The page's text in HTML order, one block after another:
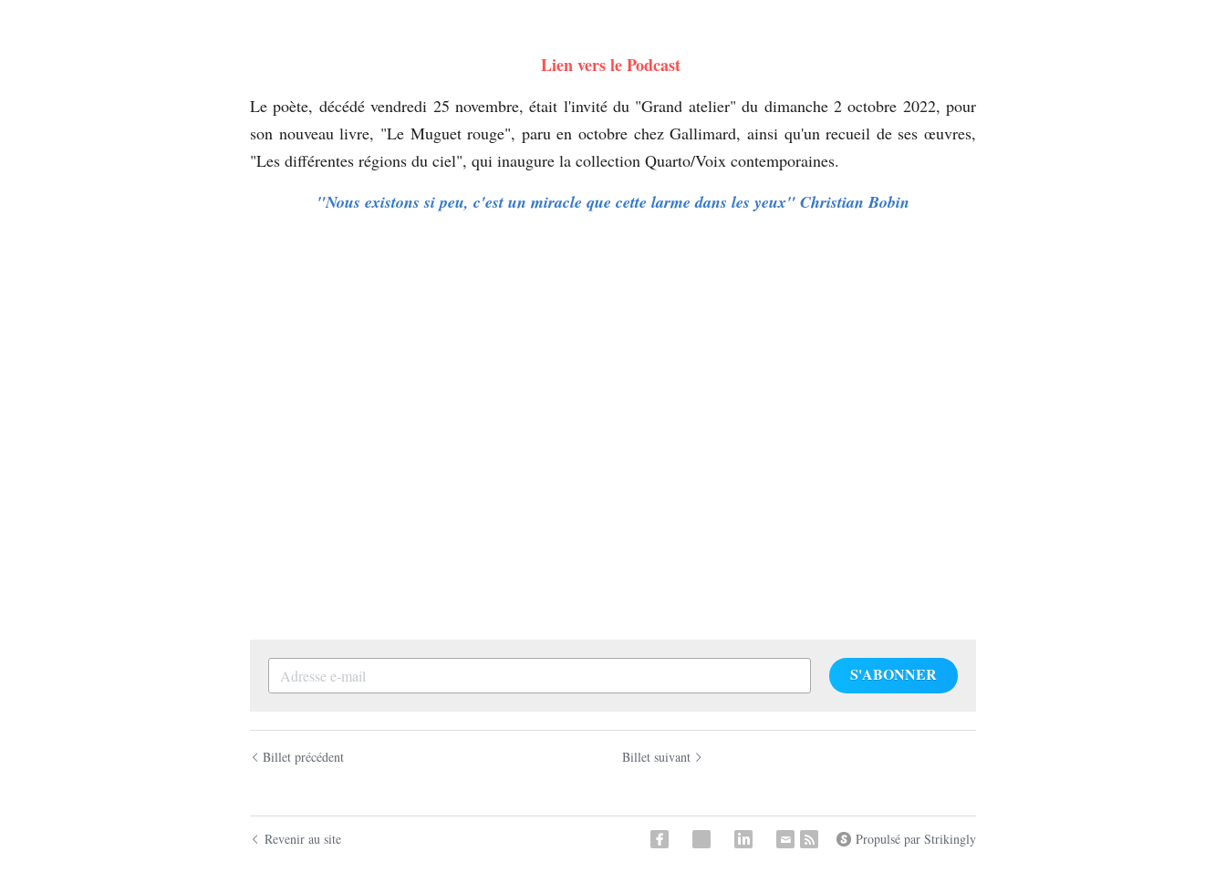
Lien vers le Podcast
Le poète, décédé vendredi 25 novembre, était l'invité du "Grand atelier" du dimanche 2 octobre 2022, pour
son nouveau livre, "Le Muguet rouge", paru en octobre chez Gallimard, ainsi qu'un recueil de ses œuvres,
"Les différentes régions du ciel", qui inaugure la collection Quarto/Voix contemporaines.
"Nous existons si peu, c'est un miracle que cette larme dans les yeux" Christian Bobin
S'ABONNER
Billet précédent Billet suivant
Revenir au site Propulsé par Strikingly